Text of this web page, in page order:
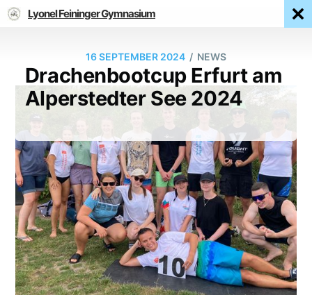
16 SEPTEMBER 2024 / NEWS
Drachenbootcup Erfurt am
Alperstedter See 2024
Lyonel Feininger Gymnasium